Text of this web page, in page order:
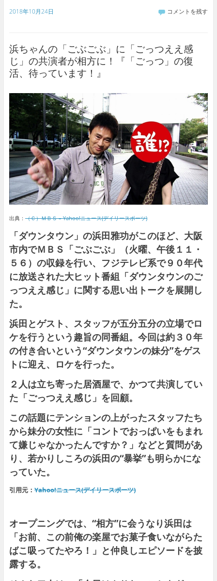
2018年10月24日 コメントを残す
浜ちゃんの「ごぶごぶ」に「ごっつええ感
じ」の共演者が相方に！『「ごっつ」の復
活、待っています！』
出典： （Ｃ）ＭＢＳ – Yahoo!ニュース(デイリースポーツ)
「ダウンタウン」の浜田雅功がこのほど、大阪
市内でＭＢＳ「ごぶごぶ」（火曜、午後１１・
５６）の収録を行い、フジテレビ系で９０年代
に放送された大ヒット番組「ダウンタウンのご
っつええ感じ 」に関する思い出トークを展開し
た。
浜田とゲスト、スタッフが五分五分の立場でロ
ケを行うという趣旨の同番組。今回は約３０年
の付き合いという“ダウンタウンの妹分”をゲス
トに迎え、ロケを行った。
２人は立ち寄った居酒屋で、かつて共演してい
た「ごっつええ感じ」を回顧。
この話題にテンションの上がったスタッフたち
から妹分の女性に「コントでおっぱいをもまれ
て嫌じゃなかったんですか？」などと質問があ
り、若かりしころの浜田の“暴挙”も明らかにな
っていた。
引用元： Yahoo!ニュース(デイリースポーツ)
オープニングでは、“相方”に会うなり浜田は
「お前、この前俺の楽屋でお菓子食いながらた
ばこ吸ってたやろ！」と仲良しエピソードを披
露する。